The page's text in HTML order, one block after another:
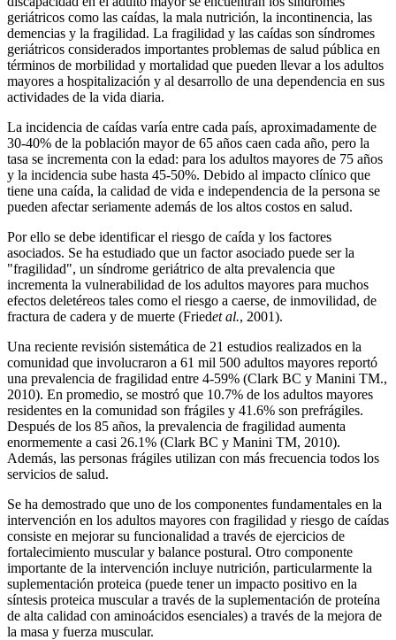
geriátricos como las caídas, la mala nutrición, la incontinencia, las
demencias y la fragilidad. La fragilidad y las caídas son síndromes
geriátricos considerados importantes problemas de salud pública en
términos de morbilidad y mortalidad que pueden llevar a los adultos
mayores a hospitalización y al desarrollo de una dependencia en sus
actividades de la vida diaria.
La incidencia de caídas varía entre cada país, aproximadamente de
30-40% de la población mayor de 65 años caen cada año, pero la
tasa se incrementa con la edad: para los adultos mayores de 75 años
y la incidencia sube hasta 45-50%. Debido al impacto clínico que
tiene una caída, la calidad de vida e independencia de la persona se
pueden afectar seriamente además de los altos costos en salud.
Por ello se debe identificar el riesgo de caída y los factores
asociados. Se ha estudiado que un factor asociado puede ser la
"fragilidad", un síndrome geriátrico de alta prevalencia que
incrementa la vulnerabilidad de los adultos mayores para muchos
efectos deletéreos tales como el riesgo a caerse, de inmovilidad, de
fractura de cadera y de muerte (Friedet al., 2001).
Una reciente revisión sistemática de 21 estudios realizados en la
comunidad que involucraron a 61 mil 500 adultos mayores reportó
una prevalencia de fragilidad entre 4-59% (Clark BC y Manini TM.,
2010). En promedio, se mostró que 10.7% de los adultos mayores
residentes en la comunidad son frágiles y 41.6% son prefrágiles.
Después de los 85 años, la prevalencia de fragilidad aumenta
enormemente a casi 26.1% (Clark BC y Manini TM, 2010).
Además, las personas frágiles utilizan con más frecuencia todos los
servicios de salud.
Se ha demostrado que uno de los componentes fundamentales en la
intervención en los adultos mayores con fragilidad y riesgo de caídas
consiste en mejorar su funcionalidad a través de ejercicios de
fortalecimiento muscular y balance postural. Otro componente
importante de la intervención incluye nutrición, particularmente la
suplementación proteica (puede tener un impacto positivo en la
síntesis proteica muscular a través de la suplementación de proteína
de alta calidad con aminoácidos esenciales) a través de la mejora de
la masa y fuerza muscular.